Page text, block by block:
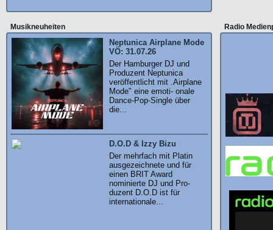
Radio
Musikneuheiten
Neptunica Airplane Mode
VÖ: 31.07.26
Der Hamburger DJ und
Produzent Neptunica
veröffentlicht mit .Airplane
Mode" eine emoti- onale
Dance-Pop-Single über
die...
D.O.D & Izzy Bizu
Der mehrfach mit Platin
ausgezeichnete und für
einen BRIT Award
nominierte DJ und Pro-
duzent D.O.D ist für
internationale...